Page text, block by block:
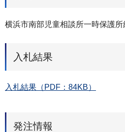
横浜市南部児童相談所一時保護
入札結果
入札結果（PDF：84KB）
発注情報